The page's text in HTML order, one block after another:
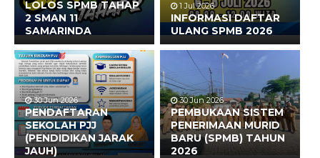
LOLOS SPMB TAHAP
2 SMAN 11
SAMARINDA
1 Jul 2026
INFORMASI DAFTAR
ULANG SPMB 2026
30 Jun 2026
PENDAFTARAN
SEKOLAH PJJ
(PENDIDIKAN JARAK
JAUH)
30 Jun 2026
PEMBUKAAN SISTEM
PENERIMAAN MURID
BARU (SPMB) TAHUN
2026